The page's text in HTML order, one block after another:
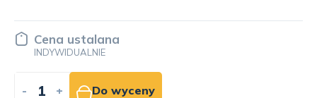
Cena ustalana
INDYWIDUALNIE
- + Do wyceny